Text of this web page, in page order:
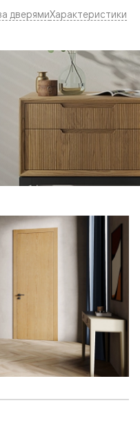
дверямиХарактеристики